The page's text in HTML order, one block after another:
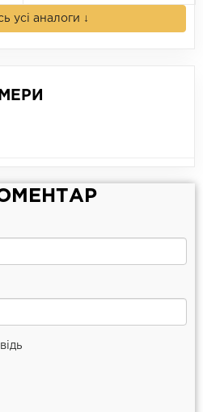
усі аналоги ↓